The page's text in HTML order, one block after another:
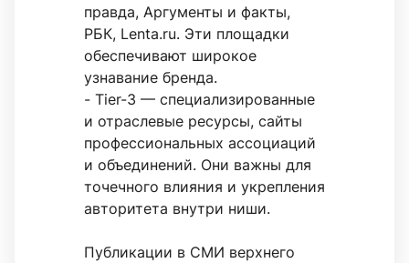
правда, Аргументы и факты,
РБК, Lenta.ru. Эти площадки
обеспечивают широкое
узнавание бренда.
- Tier-3 — специализированные
и отраслевые ресурсы, сайты
профессиональных ассоциаций
и объединений. Они важны для
точечного влияния и укрепления
авторитета внутри ниши.
Публикации в СМИ верхнего